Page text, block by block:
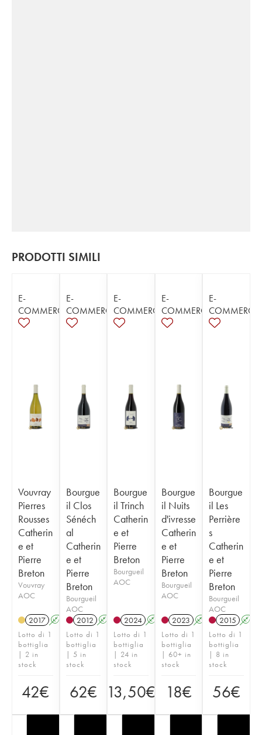
PRODOTTI SIMILI
E-
COMMERCE
Vouvray
Pierres
Rousses
Catherin
e et
Pierre
Breton
Vouvray
AOC
2017 A
Lotto di 1
bottiglia
| 2 in
stock
42€
E-
COMMERCE
Bourgue
il Clos
Sénéch
al
Catherin
e et
Pierre
Breton
Bourgueil
AOC
2012 A K
Lotto di 1
bottiglia
| 5 in
stock
62€
E-
COMMERCE
Bourgue
il Trinch
Catherin
e et
Pierre
Breton
Bourgueil
AOC
2024 A K
Lotto di 1
bottiglia
| 24 in
stock
13,50€
E-
COMMERCE
Bourgue
il Nuits
d'ivresse
Catherin
e et
Pierre
Breton
Bourgueil
AOC
2023 A K
Lotto di 1
bottiglia
| 60+ in
stock
18€
E-
COMMERCE
Bourgue
il Les
Perrière
s
Catherin
e et
Pierre
Breton
Bourgueil
AOC
2015 A
Lotto di 1
bottiglia
| 8 in
stock
56€